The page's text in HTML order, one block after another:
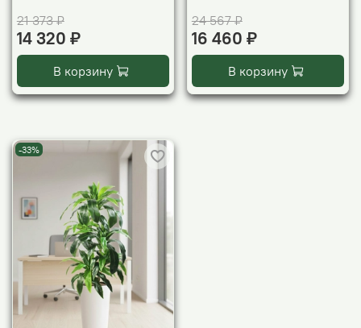
21 373 ₽
14 320 ₽
В корзину
24 567 ₽
16 460 ₽
В корзину
-33%